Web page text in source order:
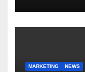
MARKETING NEWS